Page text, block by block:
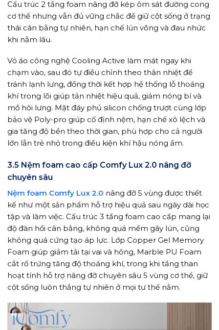
Cấu trúc 2 tầng foam nâng đỡ kép ôm sát đường cong
cơ thể nhưng vẫn đủ vững chắc để giữ cột sống ở trạng
thái cân bằng tự nhiên, hạn chế lún võng và đau nhức
khi nằm lâu.
Vỏ áo công nghệ Cooling Active làm mát ngay khi
chạm vào, sau đó tự điều chỉnh theo thân nhiệt để
tránh lạnh lưng, đồng thời kết hợp hệ thống lỗ thoáng
khí trong lõi giúp tản nhiệt hiệu quả, giảm nóng bí và
mồ hôi lưng. Mặt đáy phủ silicon chống trượt cùng lớp
bảo vệ Poly-pro giúp cố định nệm, hạn chế xô lệch và
gia tăng độ bền theo thời gian, phù hợp cho cả người
lớn lẫn trẻ nhỏ trong điều kiện khí hậu nóng ẩm.
3.5 Nệm foam cao cấp Comfy Lux 2.0 nâng đỡ
chuyên sâu
Nệm foam Comfy Lux 2.0 nâng đỡ 5 vùng được thiết
kế như một sản phẩm hỗ trợ hiệu quả sau ngày dài học
tập và làm việc. Cấu trúc 3 tầng foam cao cấp mang lại
độ đàn hồi cân bằng, không quá mềm gây lún, cũng
không quá cứng tạo áp lực. Lớp Copper Gel Memory
Foam giúp giảm tải tại vai và hông, Marble PU Foam
cắt rổ trứng tăng độ thoáng khí, trong khi tầng than
hoạt tính hỗ trợ nâng đỡ chuyên sâu 5 vùng cơ thể, giữ
cột sống luôn thẳng tự nhiên ở mọi tư thế nằm.